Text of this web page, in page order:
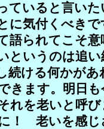
ていると言い
に気付くべき
語られてこそ
というのは追い
続ける何かが
きます。明日
れを老いと呼
！ 老いを感じ